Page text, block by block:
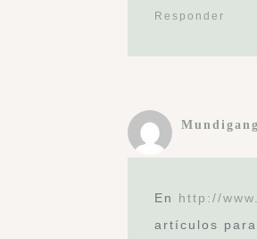
Responder
En http://
artículos